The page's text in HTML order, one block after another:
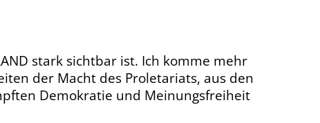
stark sichtbar ist. Ich komme mehr
der Macht des Proletariats, aus den
Demokratie und Meinungsfreiheit